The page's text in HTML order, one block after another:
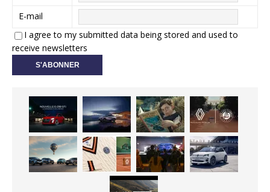
E-mail
I agree to my submitted data being stored and used to
receive newsletters